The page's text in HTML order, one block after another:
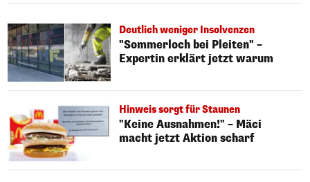
Deutlich weniger Insolvenzen
"Sommerloch bei Pleiten" –
Expertin erklärt jetzt warum
Hinweis sorgt für Staunen
"Keine Ausnahmen!" – Mäci
macht jetzt Aktion scharf